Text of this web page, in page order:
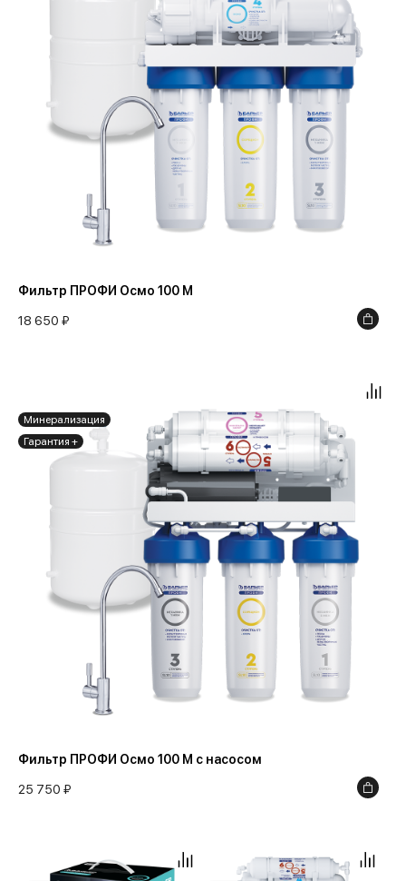
Фильтр ПРОФИ Осмо 100 М
18 650 ₽
Фильтр ПРОФИ Осмо 100 М с насосом
25 750 ₽
Минерализация
Гарантия +